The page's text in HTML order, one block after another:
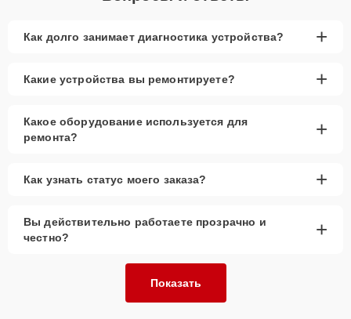
Как долго занимает диагностика устройства? +
Какие устройства вы ремонтируете? +
Какое оборудование используется для
ремонта?
+
Как узнать статус моего заказа? +
Вы действительно работаете прозрачно и
честно?
+
Показать